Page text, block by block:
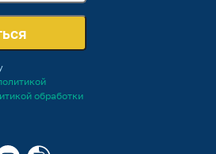
обработки